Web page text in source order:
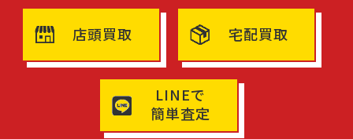
店頭買取 宅配買取
LINEで
簡単査定